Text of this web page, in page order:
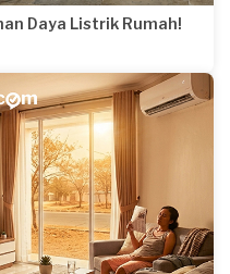
Daya Listrik Rumah!